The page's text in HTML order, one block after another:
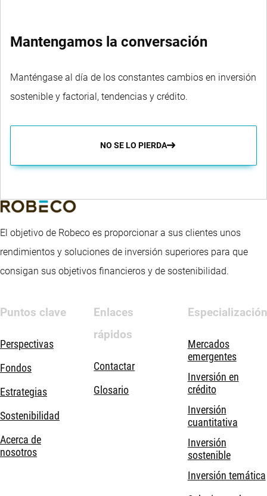
Mantengamos la conversación
Manténgase al día de los constantes cambios en inversión
sostenible y factorial, tendencias y crédito.
NO SE LO PIERDA
El objetivo de Robeco es proporcionar a sus clientes unos
rendimientos y soluciones de inversión superiores para que
consigan sus objetivos financieros y de sostenibilidad.
Puntos clave
Perspectivas
Fondos
Estrategias
Sostenibilidad
Acerca de
nosotros
Enlaces
rápidos
Contactar
Glosario
Especialización
Mercados
emergentes
Inversión en
crédito
Inversión
cuantitativa
Inversión
sostenible
Inversión temática